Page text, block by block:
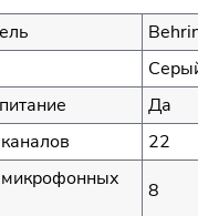
Да
22
микрофонных
8